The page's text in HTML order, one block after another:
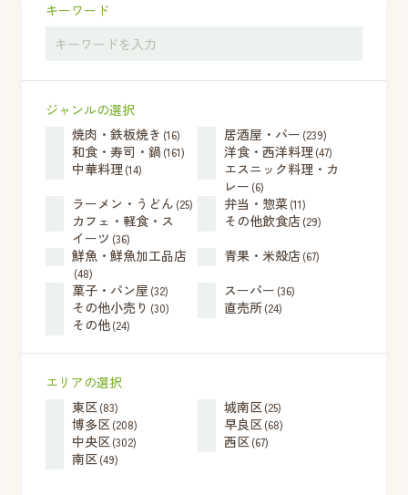
キーワード
ジャンルの選択
焼肉・鉄板焼き (16) 居酒屋・バー (239)
和食・寿司・鍋 (161) 洋食・西洋料理 (47)
中華料理 (14)
エスニック料理・カ
レー (6)
ラーメン・うどん (25) 弁当・惣菜(11)
カフェ・軽食・ス
イーツ (36)
その他飲食店(29)
鮮魚・鮮魚加工品店
(48)
青果・米殻店(67)
菓子・パン屋 (32) スーパー (36)
その他小売り (30) 直売所(24)
その他(24)
エリアの選択
東区(83) 城南区(25)
博多区(208) 早良区(68)
中央区(302) 西区(67)
南区(49)